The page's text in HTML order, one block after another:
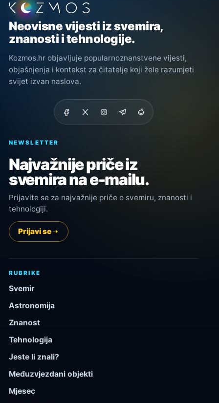
Podnožje stranice
Neovisne vijesti iz svemira,
znanosti i tehnologije.
Kozmos.hr objavljuje popularnoznanstvene vijesti,
objašnjenja i kontekst za čitatelje koji žele razumjeti
svijet izvan naslova.
NEWSLETTER
Najvažnije priče iz
svemira na e-mailu.
Prijavite se za najvažnije priče o svemiru, znanosti i
tehnologiji.
Prijavi se
RUBRIKE
Svemir
Astronomija
Znanost
Tehnologija
Jeste li znali?
Međuzvjezdani objekti
Mjesec